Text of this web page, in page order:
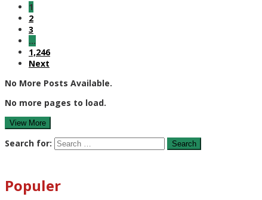
1
2
3
…
1,246
Next
No More Posts Available.
No more pages to load.
View More
Search for:
Populer